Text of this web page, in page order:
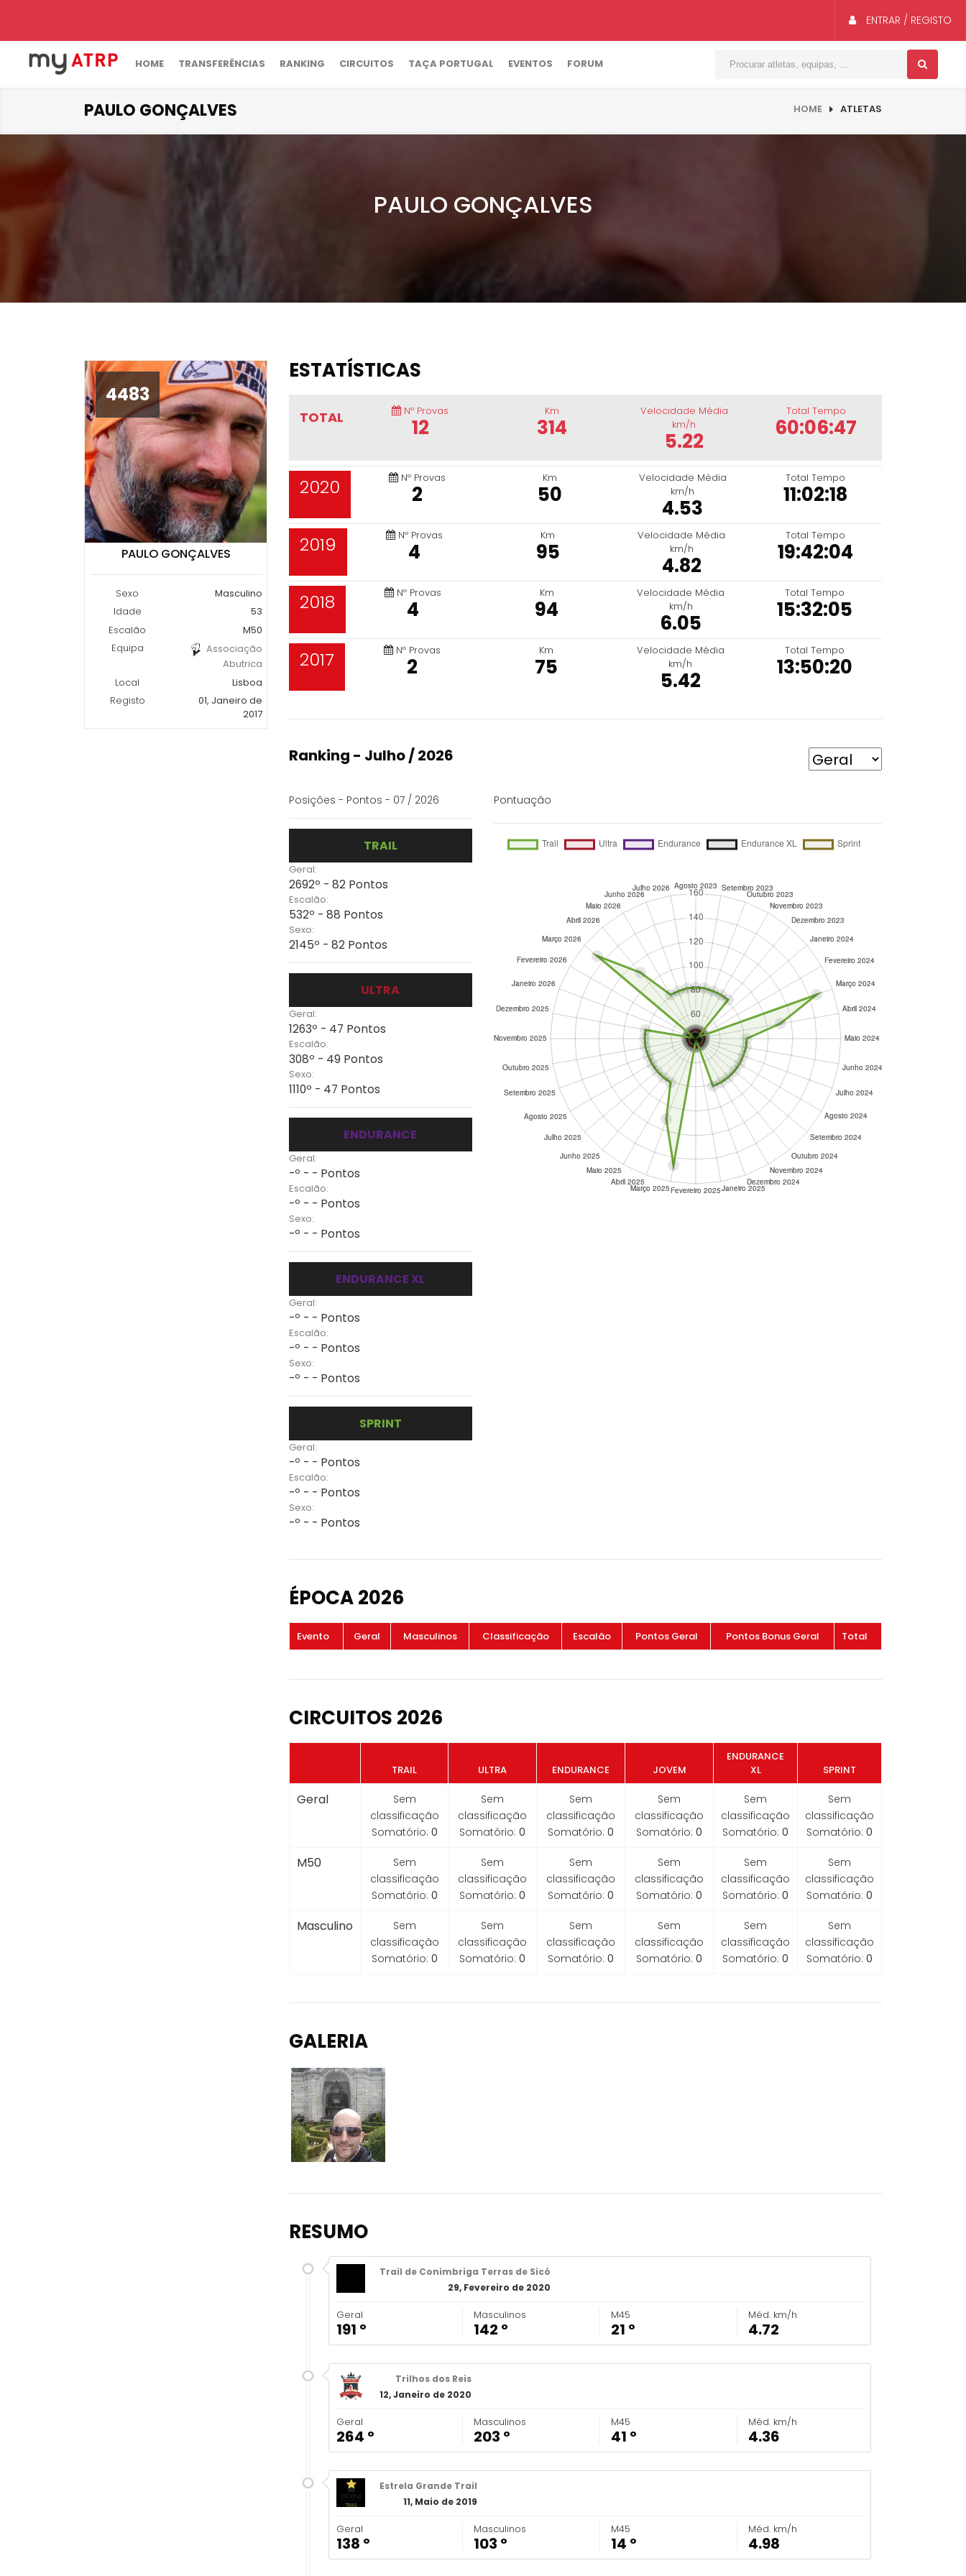
ENTRAR / REGISTO
HOME TRANSFERÊNCIAS RANKING CIRCUITOS TAÇA PORTUGAL EVENTOS FORUM
PAULO GONÇALVES HOME ATLETAS
PAULO GONÇALVES
4483
PAULO GONÇALVES
Sexo
Masculino
Idade
53
Escalão
M50
Equipa
Associação
Abutrica
Local
Lisboa
Registo
01, Janeiro de
2017
ESTATÍSTICAS
TOTAL Nº Provas
12
Km
314
Velocidade Média
km/h
5.22
Total Tempo
60:06:47
2020 Nº Provas
2
Km
50
Velocidade Média
km/h
4.53
Total Tempo
11:02:18
2019 Nº Provas
4
Km
95
Velocidade Média
km/h
4.82
Total Tempo
19:42:04
2018 Nº Provas
4
Km
94
Velocidade Média
km/h
6.05
Total Tempo
15:32:05
2017 Nº Provas
2
Km
75
Velocidade Média
km/h
5.42
Total Tempo
13:50:20
Ranking - Julho / 2026
Posições - Pontos - 07 / 2026
TRAIL
Geral:
2692º - 82 Pontos
Escalão:
532º - 88 Pontos
Sexo:
2145º - 82 Pontos
ULTRA
Geral:
1263º - 47 Pontos
Escalão:
308º - 49 Pontos
Sexo:
1110º - 47 Pontos
ENDURANCE
Geral:
-º - - Pontos
Escalão:
-º - - Pontos
Sexo:
-º - - Pontos
ENDURANCE XL
Geral:
-º - - Pontos
Escalão:
-º - - Pontos
Sexo:
-º - - Pontos
SPRINT
Geral:
-º - - Pontos
Escalão:
-º - - Pontos
Sexo:
-º - - Pontos
Pontuação
ÉPOCA 2026
Evento Geral Masculinos Classificação Escalão Pontos Geral Pontos Bonus Geral Total
CIRCUITOS 2026
TRAIL ULTRA ENDURANCE JOVEM
ENDURANCE
XL
SPRINT
Geral
Sem
classificação
Somatório: 0
Sem
classificação
Somatório: 0
Sem
classificação
Somatório: 0
Sem
classificação
Somatório: 0
Sem
classificação
Somatório: 0
Sem
classificação
Somatório: 0
M50
Sem
classificação
Somatório: 0
Sem
classificação
Somatório: 0
Sem
classificação
Somatório: 0
Sem
classificação
Somatório: 0
Sem
classificação
Somatório: 0
Sem
classificação
Somatório: 0
Masculino
Sem
classificação
Somatório: 0
Sem
classificação
Somatório: 0
Sem
classificação
Somatório: 0
Sem
classificação
Somatório: 0
Sem
classificação
Somatório: 0
Sem
classificação
Somatório: 0
GALERIA
RESUMO
Trail de Conimbriga Terras de Sicó
29, Fevereiro de 2020
Geral
191 º
Masculinos
142 º
M45
21 º
Méd. km/h
4.72
Trilhos dos Reis
12, Janeiro de 2020
Geral
264 º
Masculinos
203 º
M45
41 º
Méd. km/h
4.36
Estrela Grande Trail
11, Maio de 2019
Geral
138 º
Masculinos
103 º
M45
14 º
Méd. km/h
4.98